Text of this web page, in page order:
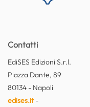
Contatti
EdiSES Edizioni S.r.l.
Piazza Dante, 89
80134 - Napoli
edises.it-